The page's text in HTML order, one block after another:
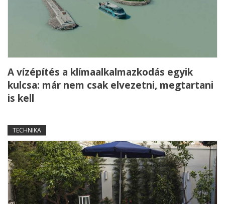
A vízépítés a klímaalkalmazkodás egyik
kulcsa: már nem csak elvezetni, megtartani
is kell
TECHNIKA